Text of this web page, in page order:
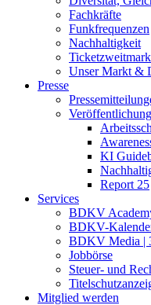
Fachkräfte
Funkfrequenzen
Nachhaltigkeit
Unser Markt &
Presse
KI
Report 25
Services
BDKV
BDKV-
BDKV Media |
Jobbörse
Steuer- und
Mitglied werden